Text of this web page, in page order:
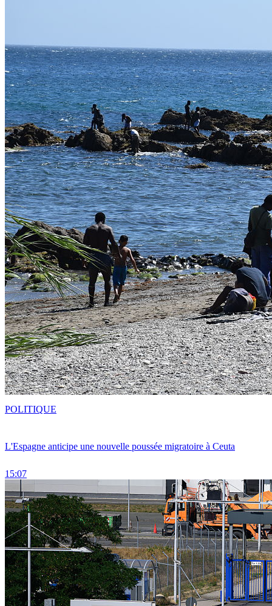
L'Espagne anticipe une nouvelle poussée migratoire à Ceuta
15:07
POLITIQUE